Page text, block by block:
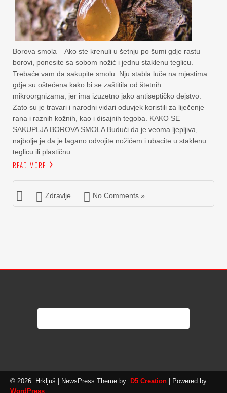
Borova smola – Ako ste krenuli u šetnju po šumi gdje rastu
borovi, ponesite sa sobom nožić i jednu staklenu teglicu.
Trebaće vam da sakupite smolu. Nju stabla luče na mjestima
gdje su oštećena kako bi se zaštitila od štetnih
mikroorgnizama, jer ima izuzetno jako antiseptičko dejstvo.
Zato su je travari i narodni vidari oduvjek koristili za liječenje
rana i raznih kožnih, kao i disajnih tegoba. KAKO SE
SAKUPLJA BOROVA SMOLA Budući da je veoma ljepljiva,
najbolje je da je lagano odvojite nožićem i ubacite u staklenu
teglicu ili plastičnu
READ MORE
Zdravlje No Comments »
© 2026: Hrkljuš | NewsPress Theme by: D5 Creation | Powered by:
WordPress